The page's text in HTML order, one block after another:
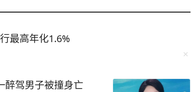
最高年化1.6%
醉驾男子被撞身亡